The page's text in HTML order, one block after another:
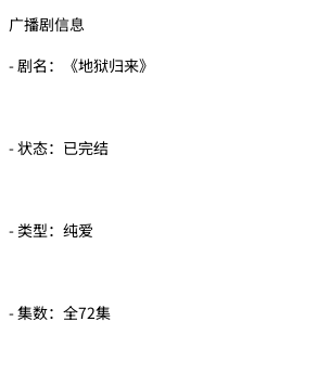
广播剧信息
- 剧名：《地狱归来》
- 状态：已完结
- 类型：纯爱
- 集数：全72集